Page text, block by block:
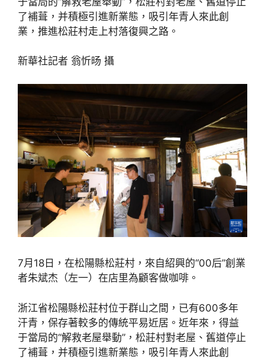
了補葺，并積極引進新業態，吸引年青人來此創
業，推進松莊村走上村落復興之路。
新華社記者 翁忻旸 攝
7月18日，在松陽縣松莊村，來自紹興的“00后”創業
者朱斌杰（左一）在店里為顧客做咖啡。
浙江省松陽縣松莊村位于群山之間，已有600多年
汗青，保存著較多的傳統平易近居。近年來，得益
于當局的“解救老屋舉動”，松莊村對老屋、舊道停止
了補葺，并積極引進新業態，吸引年青人來此創